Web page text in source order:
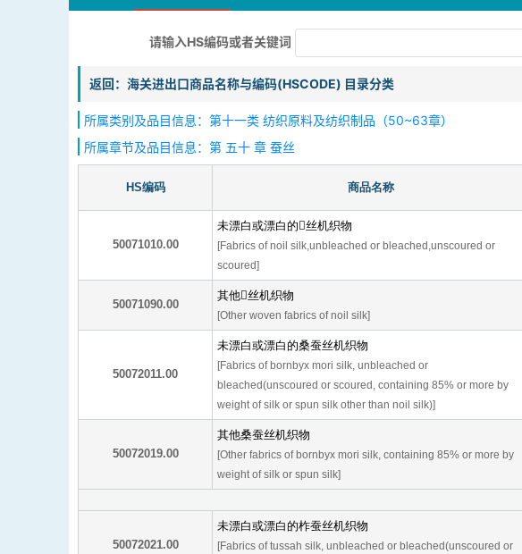
请输入HS编码或者关键词
返回：海关进出口商品名称与编码(HSCODE) 目录分类
所属类别及品目信息：第十一类 纺织原料及纺织制品（50~63章）
所属章节及品目信息：第 五十 章 蚕丝
HS编码 商品名称
50071010.00
未漂白或漂白的丝机织物
[Fabrics of noil silk,unbleached or bleached,unscoured or
scoured]
50071090.00
其他丝机织物
[Other woven fabrics of noil silk]
50072011.00
未漂白或漂白的桑蚕丝机织物
[Fabrics of bornbyx mori silk, unbleached or
bleached(unscoured or scoured, containing 85% or more by
weight of silk or spun silk other than noil silk)]
50072019.00
其他桑蚕丝机织物
[Other fabrics of bornbyx mori silk, containing 85% or more by
weight of silk or spun silk]
50072021.00
未漂白或漂白的柞蚕丝机织物
[Fabrics of tussah silk, unbleached or bleached(unscoured or